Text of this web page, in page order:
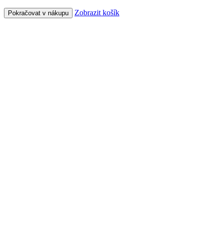
Pokračovat v nákupu Zobrazit košík